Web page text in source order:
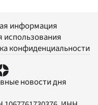
информация
использования
конфиденциальности
новости дня